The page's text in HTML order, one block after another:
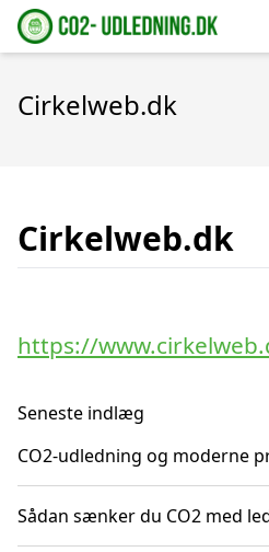
Cirkelweb.dk
Cirkelweb.dk
https://
Seneste indlæg
CO2-udledning og moderne
Sådan sænker du CO2 med